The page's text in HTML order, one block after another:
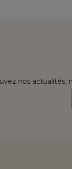
nos actualités,